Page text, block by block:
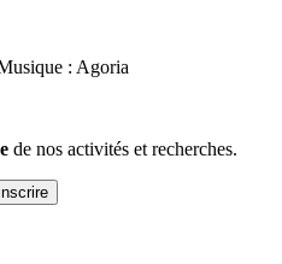
: Agoria
de nos activités et recherches.